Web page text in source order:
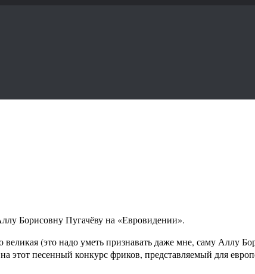
Борисовну Пугачёву на «Евровидении».
(это надо уметь признавать даже мне, саму Аллу
этот песенный конкурс фриков, представляемый для